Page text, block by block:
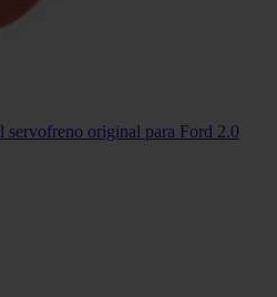
servofreno original para Ford 2.0